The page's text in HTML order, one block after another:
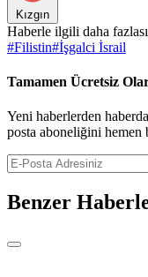
Kızgın
Haberle ilgili daha fazlası
#Filistin#İşgalci İsrail
Tamamen Ücretsiz
Yeni haberlerden
posta aboneliğini hemen
Benzer